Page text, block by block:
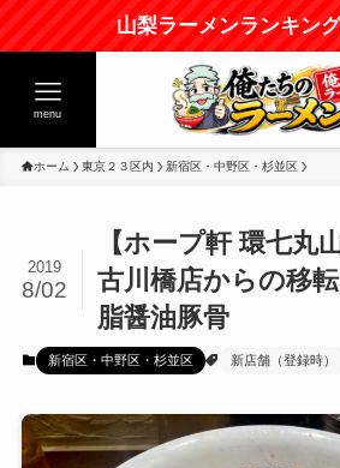
山梨ラーメンランキン
menu
ホーム 東京２３区内 新宿区・中野区・杉並区
【ホープ軒 環七丸
古川橋店からの移
脂醤油豚骨
2019
8/02
新宿区・中野区・杉並区 新店舗（登録時）